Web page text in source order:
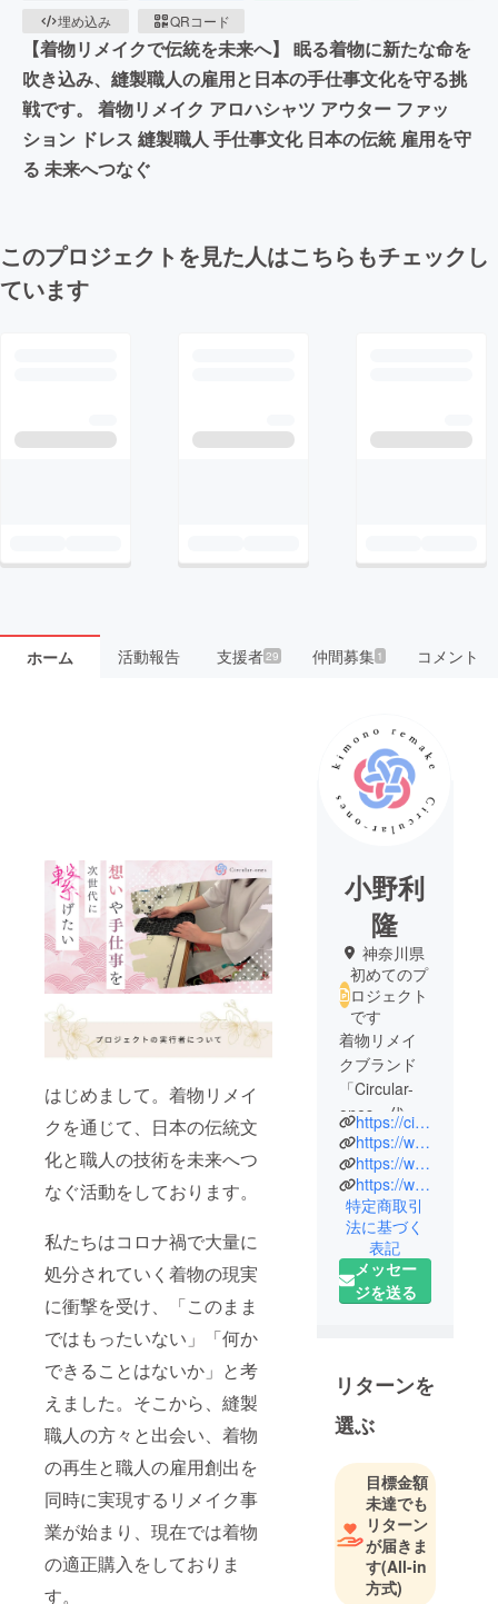
埋め込み
QRコード
【着物リメイクで伝統を未来へ】 眠る着物に新たな命を
吹き込み、縫製職人の雇用と日本の手仕事文化を守る挑
戦です。 着物リメイク アロハシャツ アウター ファッ
ション ドレス 縫製職人 手仕事文化 日本の伝統 雇用を守
る 未来へつなぐ
このプロジェクトを見た人はこちらもチェックし
ています
ホーム 活動報告 支援者29 仲間募集 1 コメント
はじめまして。着物リメイ
クを通じて、日本の伝統文
化と職人の技術を未来へつ
なぐ活動をしております。
私たちはコロナ禍で大量に
処分されていく着物の現実
に衝撃を受け、「このまま
ではもったいない」「何か
できることはないか」と考
えました。そこから、縫製
職人の方々と出会い、着物
の再生と職人の雇用創出を
同時に実現するリメイク事
業が始まり、現在では着物
の適正購入をしておりま
す。
小野利
隆
神奈川県
初めてのプ
ロジェクト
です
着物リメイ
クブランド
「Circular-
ones」代
表。
神奈川県を
拠点に、タ
ンスに眠る
着物に再び
命を吹き込
み、縫製職
人の雇用を
継承に取り
す。
大量消費の
時代に、
「手仕事の
価値をもう
一度見直し
https://circular-ones.jp/
https://www.rakuten.co.jp/circular-ones/
https://www.japan-imex.com/
https://www.instagram.com/ciucircular_one/
特定商取引
法に基づく
表記
メッセー
ジを送る
リターンを
選ぶ
目標金額
未達でも
リターン
が届きま
す(All-in
方式)